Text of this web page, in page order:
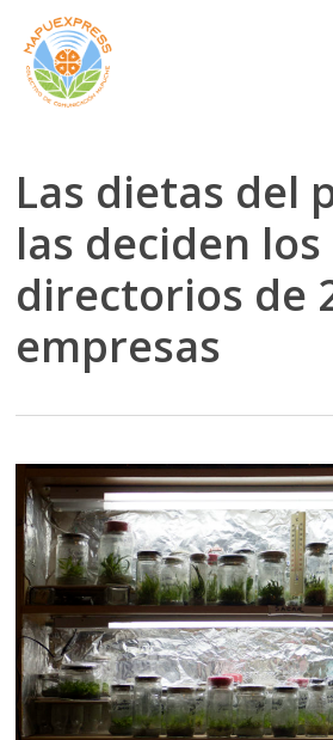
Skip
main
Las dietas del
las deciden los
directorios de
empresas